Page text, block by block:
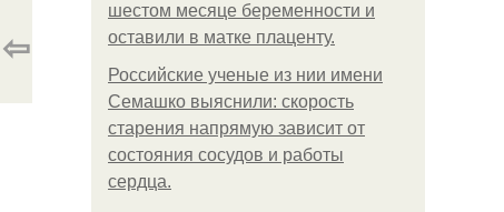
шестом месяце беременности и
оставили в матке плаценту.
Российские ученые из нии имени
Семашко выяснили: скорость
старения напрямую зависит от
состояния сосудов и работы
сердца.
⇦